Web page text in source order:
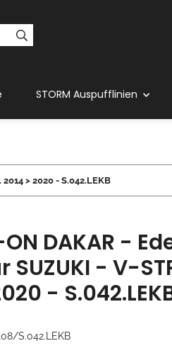
STORM Auspufflinien
> 2020 - S.042.LEKB
DAKAR -
SUZUKI - V-
-
S.042.LEKB